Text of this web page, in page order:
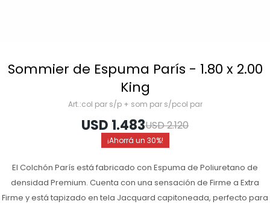
Sommier de Espuma París - 1.80 x 2.00
King
col par s/p + som par s/pcol par
USD 1.483USD2.120
30
El Colchón París está fabricado con Espuma de Poliuretano de
densidad Premium. Cuenta con una sensación de Firme a Extra
Firme y está tapizado en tela Jacquard capitoneada, perfecto para